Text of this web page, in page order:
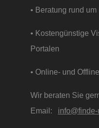
• Beratung rund
• Kostengünstige
Portalen
• Online- und
Wir beraten Sie
Email: